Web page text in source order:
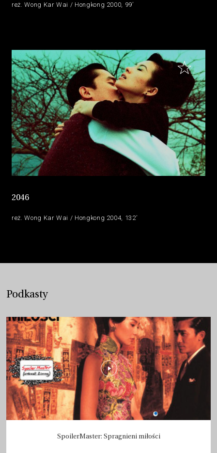
reż. Wong Kar Wai / Hongkong 2000, 99’
2046
reż. Wong Kar Wai / Hongkong 2004, 132’
Podkasty
SpoilerMaster: Spragnieni miłości